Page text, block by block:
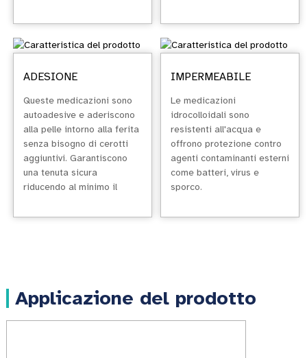
ADESIONE
Queste medicazioni sono
autoadesive e aderiscono
alla pelle intorno alla ferita
senza bisogno di cerotti
aggiuntivi. Garantiscono
una tenuta sicura
riducendo al minimo il
cutanea.
IMPERMEABILE
Le medicazioni
idrocolloidali sono
resistenti all'acqua e
offrono protezione contro
agenti contaminanti esterni
come batteri, virus e
sporco.
Applicazione del prodotto